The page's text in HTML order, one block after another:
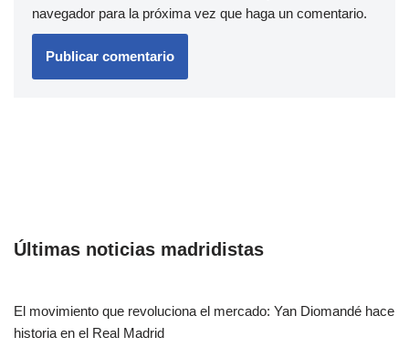
navegador para la próxima vez que haga un comentario.
Últimas noticias madridistas
El movimiento que revoluciona el mercado: Yan Diomandé hace
historia en el Real Madrid